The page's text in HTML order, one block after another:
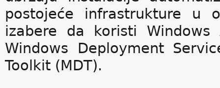
postojeće infrastrukture u
izabere da koristi Windows
Windows Deployment
Toolkit (MDT).